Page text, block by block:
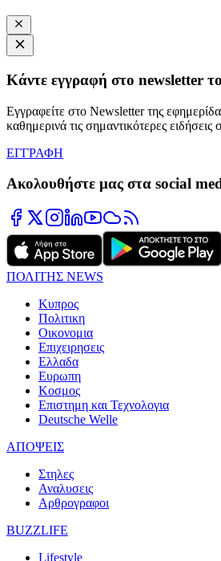
Κάντε εγγραφή στο newsletter
Εγγραφείτε στο Newsletter της
καθημερινά τις σημαντικότερες ειδήσεις
ΕΓΓΡΑΦΗ
Ακολουθήστε μας στα social
ΠΟΛΙΤΗΣ NEWS
Κυπρος
Πολιτικη
Οικονομια
Επιχειρησεις
Ελλαδα
Ευρωπη
Κοσμος
Επιστημη και Τεχνολογια
Deutsche Welle
ΑΠΟΨΕΙΣ
Στηλες
Αναλυσεις
Αρθρογραφοι
BUZZLIFE
Lifestyle